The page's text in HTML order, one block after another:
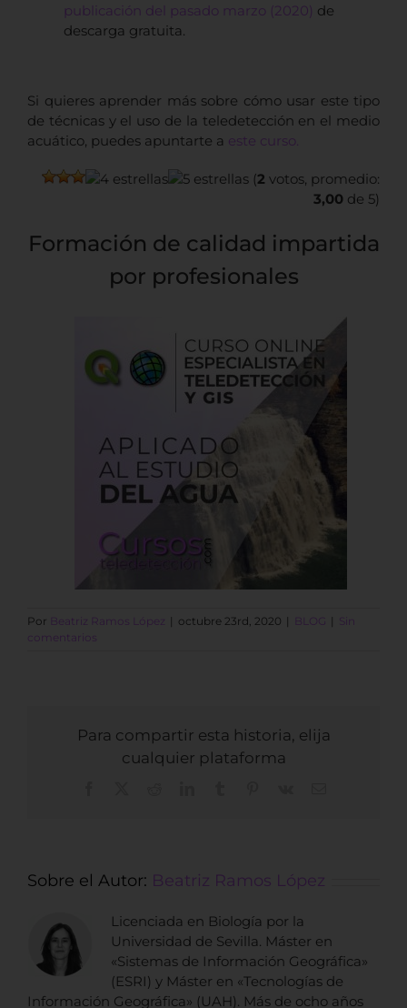
publicación del pasado marzo (2020) de
descarga gratuita.
Si quieres aprender más sobre cómo usar este tipo
de técnicas y el uso de la teledetección en el medio
acuático, puedes apuntarte a este curso.
(2 votos, promedio:
3,00 de 5)
Formación de calidad impartida
por profesionales
Por Beatriz Ramos López | octubre 23rd, 2020 | BLOG | Sin
comentarios
Para compartir esta historia, elija
cualquier plataforma
Sobre el Autor: Beatriz Ramos López
Licenciada en Biología por la
Universidad de Sevilla. Máster en
«Sistemas de Información Geográfica»
(ESRI) y Máster en «Tecnologías de
Información Geográfica» (UAH). Más de ocho años